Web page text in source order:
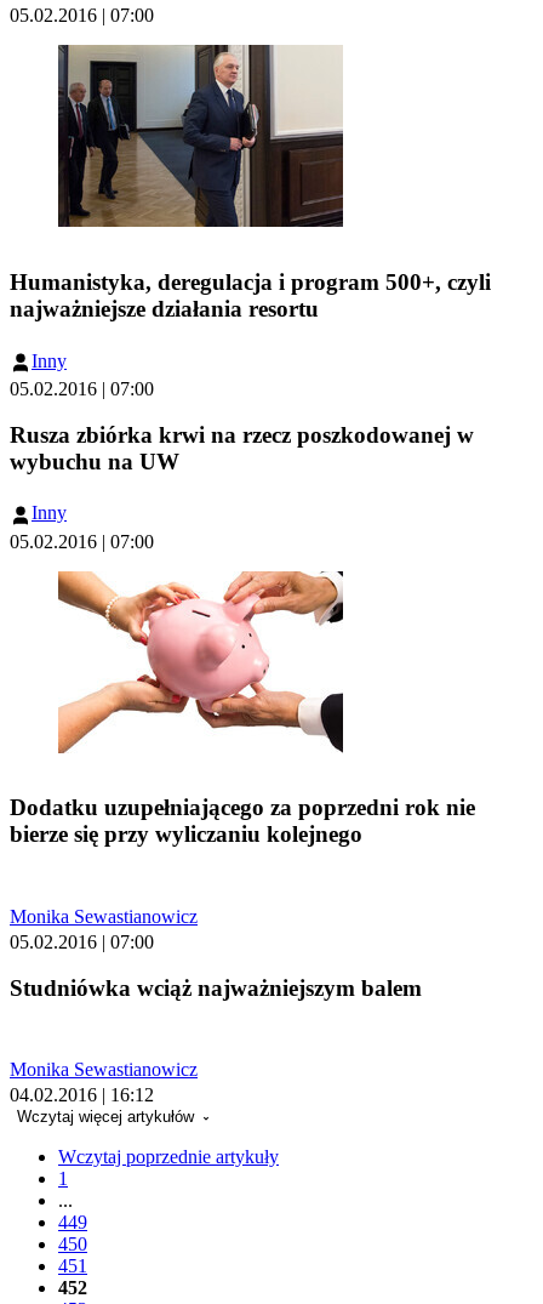
05.02.2016 | 07:00
Humanistyka, deregulacja i program 500+, czyli
najważniejsze działania resortu
Inny
05.02.2016 | 07:00
Rusza zbiórka krwi na rzecz poszkodowanej w
wybuchu na UW
Inny
05.02.2016 | 07:00
Dodatku uzupełniającego za poprzedni rok nie
bierze się przy wyliczaniu kolejnego
Monika Sewastianowicz
05.02.2016 | 07:00
Studniówka wciąż najważniejszym balem
Monika Sewastianowicz
04.02.2016 | 16:12
Wczytaj więcej artykułów
Wczytaj poprzednie artykuły
1
...
449
450
451
452